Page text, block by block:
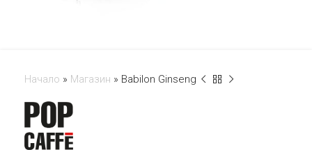
Начало » Магазин » Babilon Ginseng